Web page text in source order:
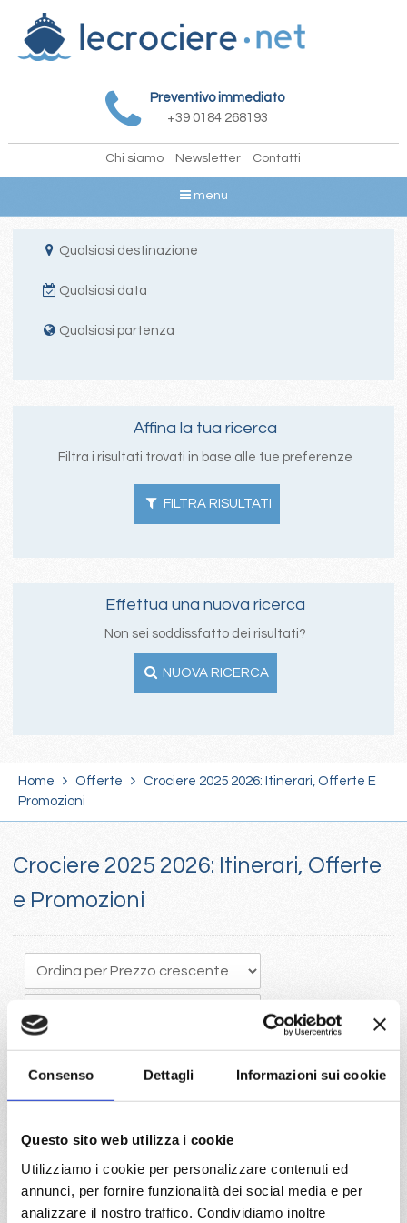
Consenso Dettagli Informazioni sui cookie
Questo sito web utilizza i cookie
Utilizziamo i cookie per personalizzare contenuti ed
annunci, per fornire funzionalità dei social media e per
analizzare il nostro traffico. Condividiamo inoltre
Preventivo immediato
+39 0184 268193
Chi siamo Newsletter Contatti
menu
Qualsiasi destinazione
Qualsiasi data
Qualsiasi partenza
Affina la tua ricerca
Filtra i risultati trovati in base alle tue preferenze
FILTRA RISULTATI
Effettua una nuova ricerca
Non sei soddissfatto dei risultati?
NUOVA RICERCA
Home Offerte
Crociere 2025 2026: Itinerari, Offerte E
Promozioni
Crociere 2025 2026: Itinerari, Offerte
e Promozioni
crociera porta vantaggi economici con la scelta della migliore
disponibilità
Visita il portale per trovare le crociere 2025 con Costa e Mc